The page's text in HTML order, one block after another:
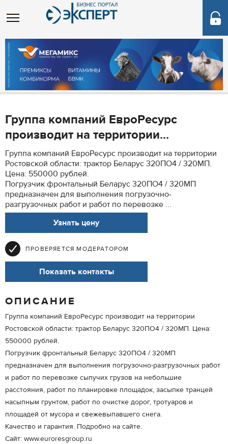
Группа компаний ЕвроРесурс
производит на территории...
Группа компаний ЕвроРесурс производит на территории
Ростовской области: трактор Беларус 320ПО4 / 320МП.
Цена: 550000 рублей.
Погрузчик фронтальный Беларус 320ПО4 / 320МП
предназначен для выполнения погрузочно-
разгрузочных работ и работ по перевозке ...
Узнать цену
ПРОВЕРЯЕТСЯ МОДЕРАТОРОМ
Показать контакты
ОПИСАНИЕ
Группа компаний ЕвроРесурс производит на территории
Ростовской области: трактор Беларус 320ПО4 / 320МП. Цена:
550000 рублей.
Погрузчик фронтальный Беларус 320ПО4 / 320МП
предназначен для выполнения погрузочно-разгрузочных работ
и работ по перевозке сыпучих грузов на небольшие
расстояния, работ по планировке площадок, засыпке транцей
насыпным грунтом, работ по очистке дорог, тротуаров и
площадей от мусора и свежевыпавшего снега.
Качество и гарантия. Подробно на сайте.
Сайт: www.euroresgroup.ru